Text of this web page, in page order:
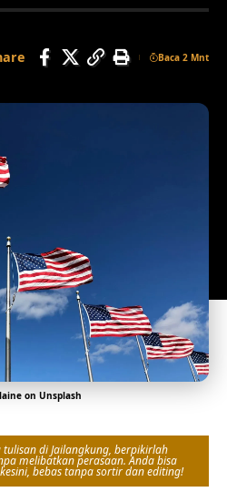
Baca 2 Mnt
on Unsplash
tulisan di Jailangkung, berpikirlah
melibatkan perasaan. Anda bisa
bebas tanpa sortir dan editing!